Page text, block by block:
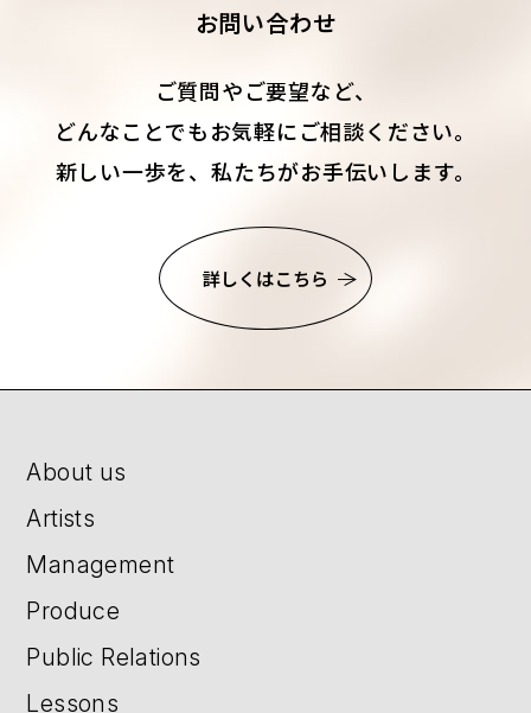
お問い合わせ
ご質問やご要望など、
どんなことでもお気軽にご相談ください。
新しい一歩を、私たちがお手伝いします。
詳しくはこちら
About us
Artists
Management
Produce
Public Relations
Lessons